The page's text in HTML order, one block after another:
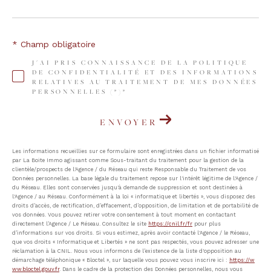
J'AI PRIS CONNAISSANCE DE LA POLITIQUE
DE CONFIDENTIALITÉ ET DES INFORMATIONS
RELATIVES AU TRAITEMENT DE MES DONNÉES
PERSONNELLES (*)*
* Champ obligatoire
ENVOYER
Les informations recueillies sur ce formulaire sont enregistrées dans un fichier informatisé
par La Boite Immo agissant comme Sous-traitant du traitement pour la gestion de la
clientèle/prospects de l'Agence / du Réseau qui reste Responsable du Traitement de vos
Données personnelles. La base légale du traitement repose sur l'intérêt légitime de l'Agence /
du Réseau. Elles sont conservées jusqu'à demande de suppression et sont destinées à
l'Agence / au Réseau. Conformément à la loi « informatique et libertés », vous disposez des
droits d’accès, de rectification, d’effacement, d’opposition, de limitation et de portabilité de
vos données. Vous pouvez retirer votre consentement à tout moment en contactant
directement l’Agence / Le Réseau. Consultez le site https://cnil.fr/fr pour plus
d’informations sur vos droits. Si vous estimez, après avoir contacté l'Agence / le Réseau,
que vos droits « Informatique et Libertés » ne sont pas respectés, vous pouvez adresser une
réclamation à la CNIL. Nous vous informons de l’existence de la liste d'opposition au
démarchage téléphonique « Bloctel », sur laquelle vous pouvez vous inscrire ici : https://w
ww.bloctel.gouv.fr. Dans le cadre de la protection des Données personnelles, nous vous